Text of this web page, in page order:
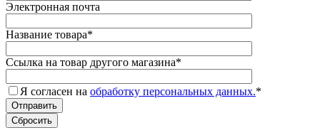
Электронная почта
Название товара*
Ссылка на товар другого магазина*
Я согласен на обработку персональных данных.*